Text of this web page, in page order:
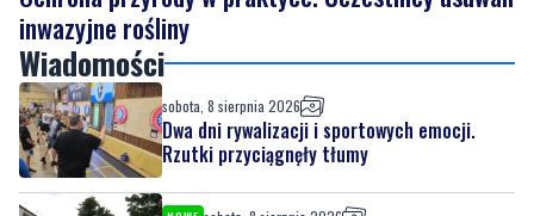
sobota, 8 sierpnia 2026
Dwa dni rywalizacji i sportowych emocji.
Rzutki przyciągnęły tłumy
NOWE sobota, 8 sierpnia 2026
Drzewa pod lupą specjalistów. Sprawdzają